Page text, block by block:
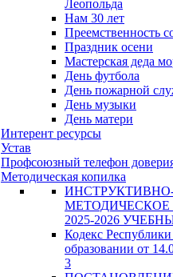
Леопольда
Нам 30 лет
Преемственность
Праздник осени
Мастерская деда
День футбола
День пожарной
День музыки
День матери
Интерент ресурсы
Устав
Профсоюзный телефон
Методическая копилка
2025-2026
Кодекс Республики
образовании от
3